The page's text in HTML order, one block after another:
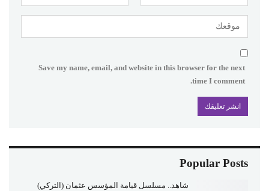
Save my name, email, and website in this browser for the next
time I comment.
Popular Posts
شاهد.. مسلسل قيامة المؤسس عثمان (التركي)